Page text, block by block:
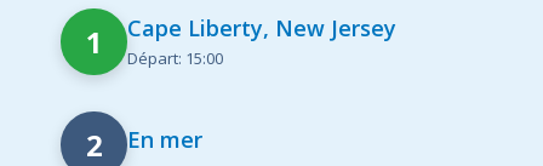
1 Cape Liberty, New Jersey
Départ: 15:00
2 En mer